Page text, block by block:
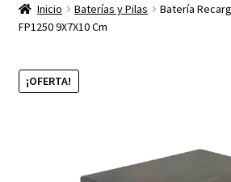
productos
Inicio Baterías y Pilas
Batería
FP1250 9X7X10 Cm
¡OFERTA!